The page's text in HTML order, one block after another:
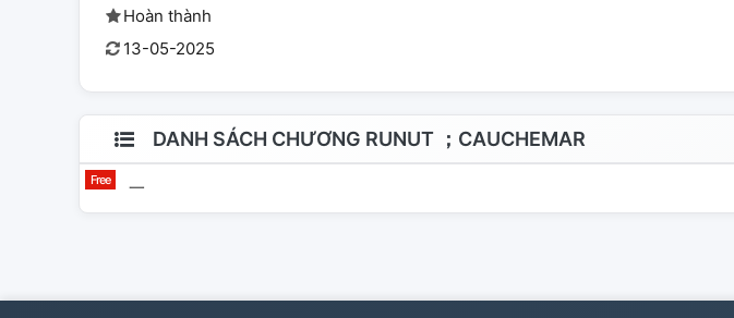
Hoàn thành
13-05-2025
DANH SÁCH CHƯƠNG RUNUT ；CAUCHEMAR
一